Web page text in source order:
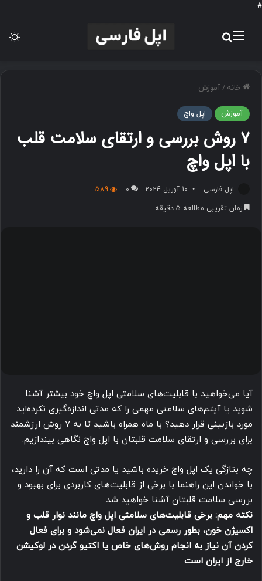
#
منو
خانه /آموزش
آموزش اپل واچ
۷ روش بررسی و ارتقای سلامت قلب
با اپل واچ
اپل فارسی 10 آوریل 2024 0
589
زمان تقریبی مطالعه 5 دقیقه
آیا می‌خواهید با قابلیت‌های سلامتی اپل واچ خود بیشتر آشنا
شوید یا آیتم‌های سلامتی مهمی را که مدتی اندازه‌گیری نکرده‌اید
مورد بازبینی قرار دهید؟ با ماه همراه باشید تا به ۷ روش ارزشمند
برای بررسی و ارتقای سلامت قلبتان با اپل واچ نگاهی بیندازیم.
چه بتازگی یک اپل واچ خریده باشید یا مدتی است که آن را دارید،
با خواندن این راهنما با برخی از قابلیت‌های کاربردی برای بهبود و
بررسی سلامت قلبتان آشنا خواهید شد.
نکته مهم: برخی قابلیت‌های سلامتی اپل واچ مانند نوار قلب و
اکسیژن خون، بطور رسمی در ایران فعال نمی‌شود و برای فعال
کردن آن نیاز به انجام روش‌های خاص یا اکتیو گردن در لوکیشن
خارج از ایران است